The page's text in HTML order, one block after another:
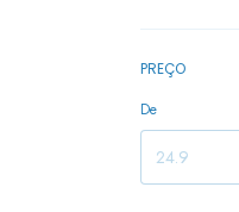
PREÇO
De